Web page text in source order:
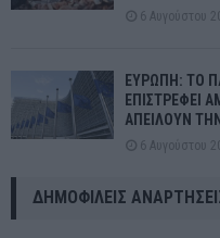
6 Αυγούστου
ΕΥΡΩΠΗ: ΤΟ
ΕΠΙΣΤΡΕΦΕΙ
ΑΠΕΙΛΟΥΝ
6 Αυγούστου
ΔΗΜΟΦΙΛΕΊΣ